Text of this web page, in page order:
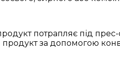
потрапляє під
продукт за допомогою